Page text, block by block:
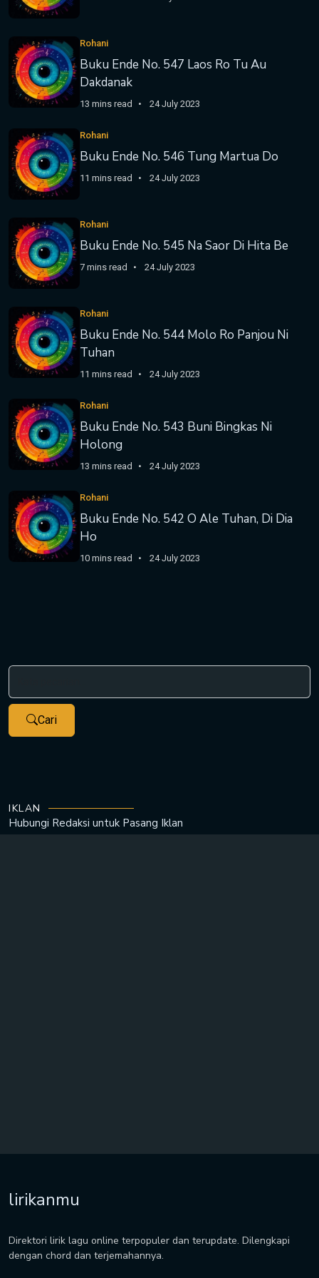
Rohani
Buku Ende No. 547 Laos Ro Tu Au
Dakdanak
13 mins read 24 July 2023
Rohani
Buku Ende No. 546 Tung Martua Do
11 mins read 24 July 2023
Rohani
Buku Ende No. 545 Na Saor Di Hita Be
7 mins read 24 July 2023
Rohani
Buku Ende No. 544 Molo Ro Panjou Ni
Tuhan
11 mins read 24 July 2023
Rohani
Buku Ende No. 543 Buni Bingkas Ni
Holong
13 mins read 24 July 2023
Rohani
Buku Ende No. 542 O Ale Tuhan, Di Dia
Ho
10 mins read 24 July 2023
Cari
IKLAN
Hubungi Redaksi untuk Pasang Iklan
lirikanmu
Direktori lirik lagu online terpopuler dan terupdate. Dilengkapi
dengan chord dan terjemahannya.